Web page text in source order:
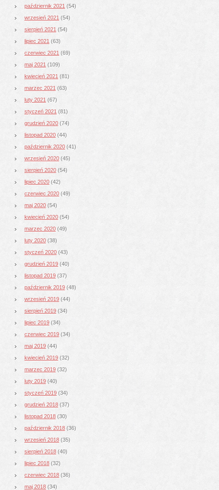
październik 2021 (54)
wrzesień 2021 (54)
sierpień 2021 (54)
lipiec 2021 (63)
czerwiec 2021 (69)
maj 2021 (109)
kwiecień 2021 (81)
marzec 2021 (63)
luty 2021 (67)
styczeń 2021 (81)
grudzień 2020 (74)
listopad 2020 (44)
październik 2020 (41)
wrzesień 2020 (45)
sierpień 2020 (54)
lipiec 2020 (42)
czerwiec 2020 (49)
maj 2020 (54)
kwiecień 2020 (54)
marzec 2020 (49)
luty 2020 (38)
styczeń 2020 (43)
grudzień 2019 (40)
listopad 2019 (37)
październik 2019 (48)
wrzesień 2019 (44)
sierpień 2019 (34)
lipiec 2019 (34)
czerwiec 2019 (34)
maj 2019 (44)
kwiecień 2019 (32)
marzec 2019 (32)
luty 2019 (40)
styczeń 2019 (34)
grudzień 2018 (37)
listopad 2018 (30)
październik 2018 (36)
wrzesień 2018 (35)
sierpień 2018 (40)
lipiec 2018 (32)
czerwiec 2018 (36)
maj 2018 (34)